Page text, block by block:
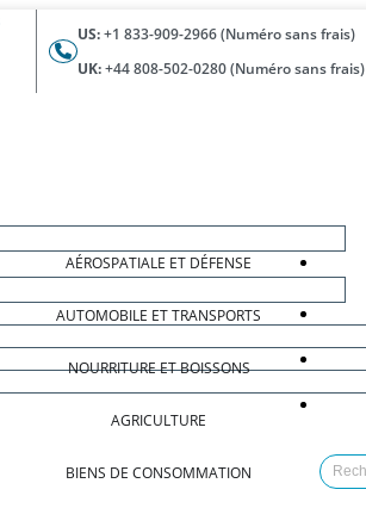
US:+1 833-909-2966 (Numéro sans frais)
UK:+44 808-502-0280 (Numéro sans frais)
AÉROSPATIALE ET DÉFENSE
AUTOMOBILE ET TRANSPORTS
NOURRITURE ET BOISSONS
AGRICULTURE
BIENS DE CONSOMMATION